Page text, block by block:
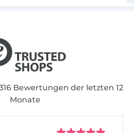
Bewertungen der letzten 12
Monate